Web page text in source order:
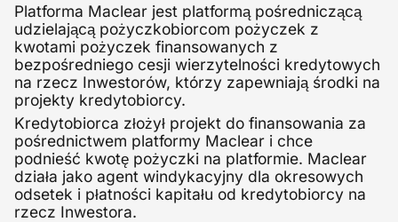
Platforma Maclear jest platformą pośredniczącą
udzielającą pożyczkobiorcom pożyczek z
kwotami pożyczek finansowanych z
bezpośredniego cesji wierzytelności kredytowych
na rzecz Inwestorów, którzy zapewniają środki na
projekty kredytobiorcy.
Kredytobiorca złożył projekt do finansowania za
pośrednictwem platformy Maclear i chce
podnieść kwotę pożyczki na platformie. Maclear
działa jako agent windykacyjny dla okresowych
odsetek i płatności kapitału od kredytobiorcy na
rzecz Inwestora.